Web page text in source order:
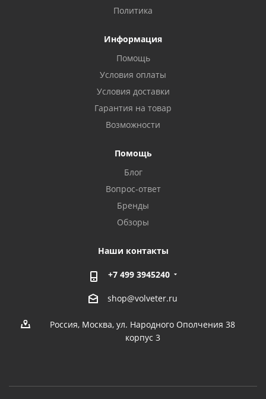
Политика
Информация
Помощь
Условия оплаты
Условия доставки
Гарантия на товар
Возможности
Помощь
Блог
Вопрос-ответ
Бренды
Обзоры
Наши контакты
+7 499 3945240
shop@volveter.ru
Россия, Москва, ул. Народного Ополчения 38
корпус 3